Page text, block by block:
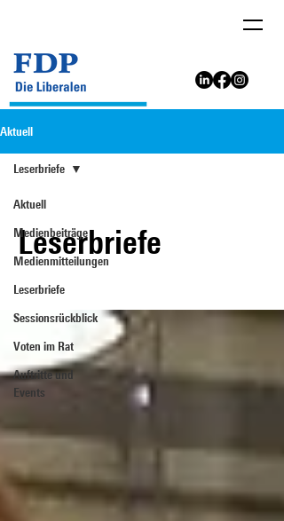
Aktuell
Aktuell
Medienbeiträge
Medienmitteilungen
Leserbriefe
Sessionsrückblick
Voten im Rat
Auftritte und
Events
Leserbriefe
Leserbriefe